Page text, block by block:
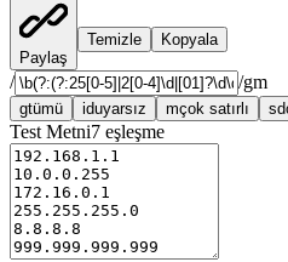
Paylaş
Temizle Kopyala
/ /gm
gtümü iduyarsız mçok satırlı s
Test Metni7 eşleşme